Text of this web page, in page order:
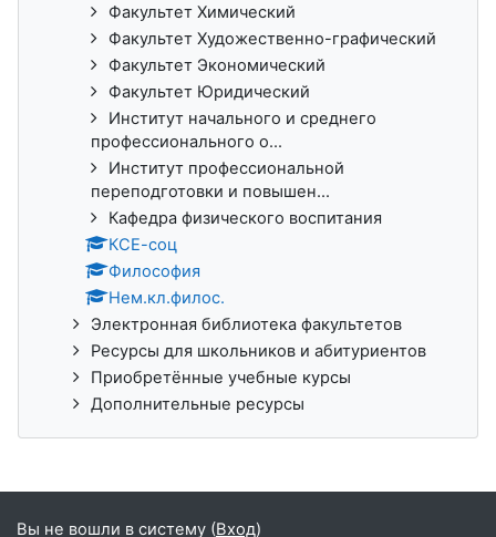
Факультет Химический
Факультет Художественно-графический
Факультет Экономический
Факультет Юридический
Институт начального и среднего
профессионального о...
Институт профессиональной
переподготовки и повышен...
Кафедра физического воспитания
КСЕ-соц
Философия
Нем.кл.филос.
Электронная библиотека факультетов
Ресурсы для школьников и абитуриентов
Приобретённые учебные курсы
Дополнительные ресурсы
Вы не вошли в систему (Вход)